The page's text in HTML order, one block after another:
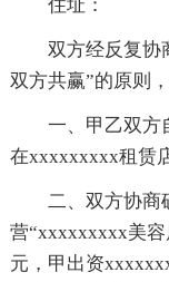
住址：
双方经反复协
双方共赢”的原则
一、甲乙双方
在xxxxxxxxx租赁
二、双方协商
营“xxxxxxxxx美
元，甲出资